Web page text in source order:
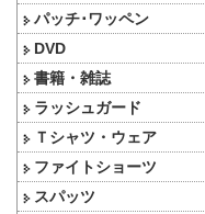
パッチ･ワッペン
DVD
書籍・雑誌
ラッシュガード
Ｔシャツ・ウェア
ファイトショーツ
スパッツ